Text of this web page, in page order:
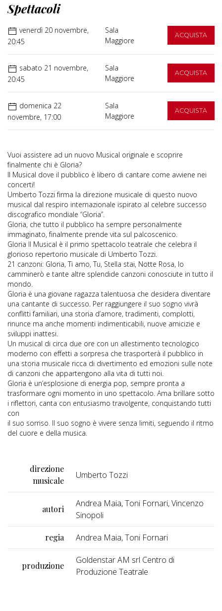
Spettacoli
venerdì 20 novembre,
20:45
Sala
Maggiore
ACQUISTA
sabato 21 novembre,
20:45
Sala
Maggiore
ACQUISTA
domenica 22
novembre, 17:00
Sala
Maggiore
ACQUISTA
Vuoi assistere ad un nuovo Musical originale e scoprire
finalmente chi è Gloria?
Il Musical dove il pubblico è libero di cantare come avviene nei
concerti!
Umberto Tozzi firma la direzione musicale di questo nuovo
musical dal respiro internazionale ispirato al celebre successo
discografico mondiale “Gloria”.
Gloria, che tutto il pubblico ha sempre personalmente
immaginato, finalmente prende vita sul palcoscenico.
Gloria Il Musical è il primo spettacolo teatrale che celebra il
glorioso repertorio musicale di Umberto Tozzi.
21 canzoni: Gloria, Ti amo, Tu, Stella stai, Notte Rosa, Io
camminerò e tante altre splendide canzoni conosciute in tutto il
mondo.
Gloria è una giovane ragazza talentuosa che desidera diventare
una cantante di successo. Per raggiungere il suo sogno vivrà
conflitti familiari, una storia d’amore, tradimenti, complotti,
rinunce ma anche momenti indimenticabili, nuove amicizie e
sviluppi inattesi.
Un musical di circa due ore con un allestimento tecnologico
moderno con effetti a sorpresa che trasporterà il pubblico in
una storia musicale ricca di divertimento ed emozioni sulle note
di canzoni che appartengono alla vita di tutti noi.
Gloria è un’esplosione di energia pop, sempre pronta a
trasformare ogni momento in uno spettacolo. Ama brillare sotto
i riflettori, canta con entusiasmo travolgente, conquistando tutti
con
il suo sorriso. Il suo sogno è vivere senza limiti, seguendo il ritmo
del cuore e della musica.
direzione
musicale
Umberto Tozzi
autori
Andrea Maia, Toni Fornari, Vincenzo
Sinopoli
regia Andrea Maia, Toni Fornari
produzione
Goldenstar AM srl Centro di
Produzione Teatrale